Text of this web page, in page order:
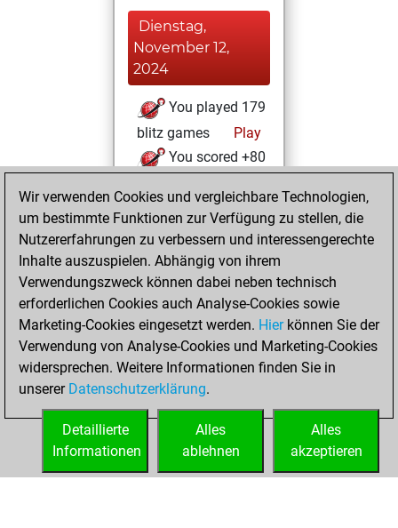
Dienstag,
November 12,
2024
You played 179
blitz games
Play
You scored +80
Donnerstag, März
18, 2021
You achieved a
BeautyScore of 1
Fritz
You
achieved a new Elo
of 1593
You created
your Fritz account
Wir verwenden Cookies und vergleichbare Technologien,
um bestimmte Funktionen zur Verfügung zu stellen, die
Nutzererfahrungen zu verbessern und interessengerechte
Inhalte auszuspielen. Abhängig von ihrem
Verwendungszweck können dabei neben technisch
erforderlichen Cookies auch Analyse-Cookies sowie
Marketing-Cookies eingesetzt werden. Hierkönnen Sie der
Verwendung von Analyse-Cookies und Marketing-Cookies
widersprechen. Weitere Informationen finden Sie in
unserer Datenschutzerklärung.
Alles
akzeptieren
Alles
ablehnen
Detaillierte
Informationen